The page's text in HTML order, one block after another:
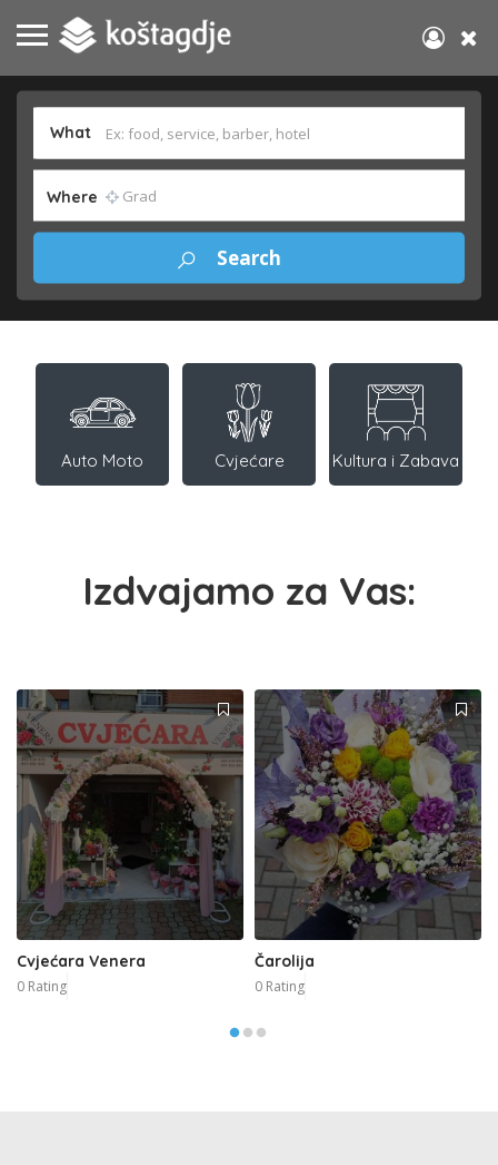
What
Where
Auto Moto Cvjećare Kultura i Zabava
Izdvajamo za Vas:
Cvjećara Venera
0 Rating
Čarolija
0 Rating